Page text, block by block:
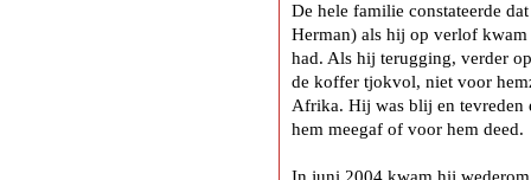
De hele familie constateerde
Herman) als hij op verlof
had. Als hij terugging, verder
de koffer tjokvol, niet voor
Afrika. Hij was blij en tevreden
hem meegaf of voor hem deed.